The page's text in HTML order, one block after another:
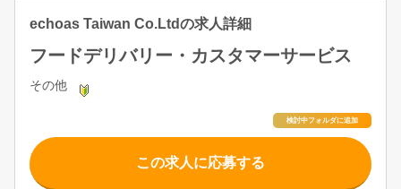
echoas Taiwan Co.Ltdの求人詳細
フードデリバリー・カスタマーサービス
その他
この求人に応募する